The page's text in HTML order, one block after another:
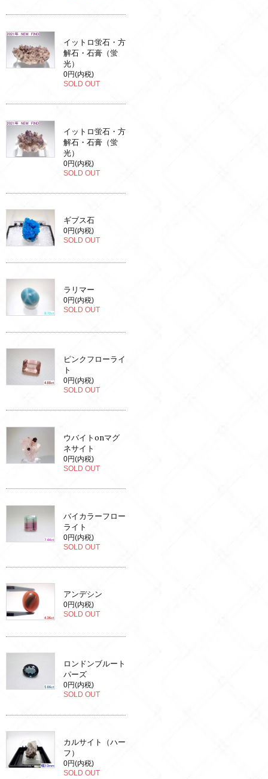
イットロ蛍石・方
解石・石膏（蛍
光）
0円(内税)
SOLD OUT
イットロ蛍石・方
解石・石膏（蛍
光）
0円(内税)
SOLD OUT
ギブス石
0円(内税)
SOLD OUT
ラリマー
0円(内税)
SOLD OUT
ピンクフローライ
ト
0円(内税)
SOLD OUT
ウバイトonマグ
ネサイト
0円(内税)
SOLD OUT
バイカラーフロー
ライト
0円(内税)
SOLD OUT
アンデシン
0円(内税)
SOLD OUT
ロンドンブルート
パーズ
0円(内税)
SOLD OUT
カルサイト（ハー
フ）
0円(内税)
SOLD OUT